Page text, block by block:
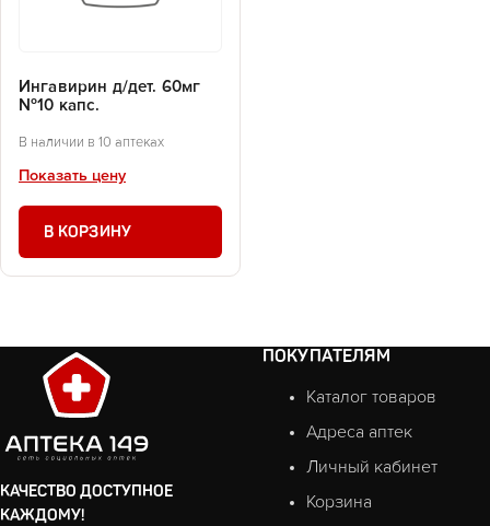
Ингавирин д/дет. 60мг
№10 капс.
В наличии в 10 аптеках
Показать цену
В КОРЗИНУ
КАЧЕСТВО ДОСТУПНОЕ
КАЖДОМУ!
ПОКУПАТЕЛЯМ
Каталог товаров
Адреса аптек
Личный кабинет
Корзина